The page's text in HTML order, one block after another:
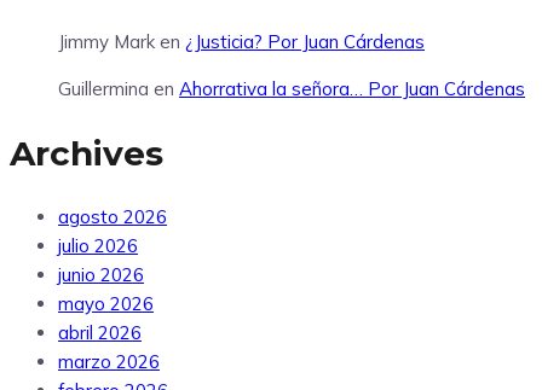
Jimmy Mark en ¿Justicia? Por Juan Cárdenas
Guillermina en Ahorrativa la señora… Por Juan Cárdenas
Archives
agosto 2026
julio 2026
junio 2026
mayo 2026
abril 2026
marzo 2026